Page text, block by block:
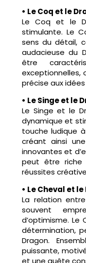
• Le Coq et le
Le Coq et le
stimulante. Le
sens du détail,
audacieuse du
être
exceptionnelles,
précise aux
• Le Singe et le
Le Singe et le
dynamique et
touche ludique
créant ainsi
innovantes et
peut être riche
réussites
• Le Cheval et
La relation
souvent
d’optimisme.
détermination,
Dragon.
puissante,
et une quête